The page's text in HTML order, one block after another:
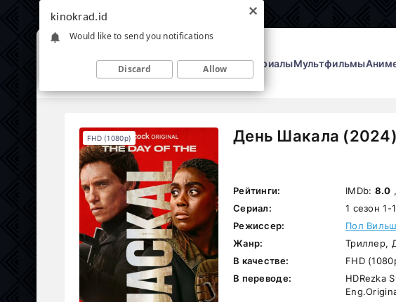
ФильмыСериалыМультфильмы
День Шакала (2024)
FHD (1080p)
Рейтинги: IMDb: 8.0 ,
Сериал:
1 сезон 1-
Режиссер:
Пол
Жанр:
Триллер,
В качестве:
FHD
В переводе:
HDRezka
kinokrad.id
Would like to send you notifications
Discard Allow